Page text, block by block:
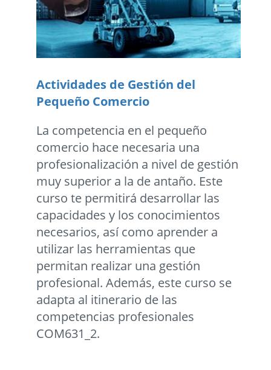
Actividades de Gestión del
Pequeño Comercio
La competencia en el pequeño
comercio hace necesaria una
profesionalización a nivel de gestión
muy superior a la de antaño. Este
curso te permitirá desarrollar las
capacidades y los conocimientos
necesarios, así como aprender a
utilizar las herramientas que
permitan realizar una gestión
profesional. Además, este curso se
adapta al itinerario de las
competencias profesionales
COM631_2.